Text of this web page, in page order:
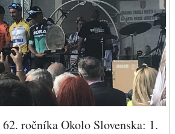
ročníka Okolo Slovenska: 1.